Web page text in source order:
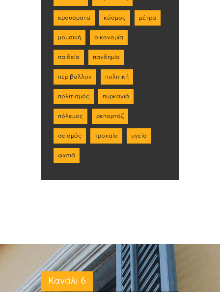
κρούσματα κόσμος μέτρα
μουσική οικονομία
παιδεία πανδημία
περιβάλλον πολιτική
πολιτισμός πυρκαγιά
πόλεμος ρεπορτάζ
σεισμός τροχαίο υγεία
φωτιά
Κανάλι 6